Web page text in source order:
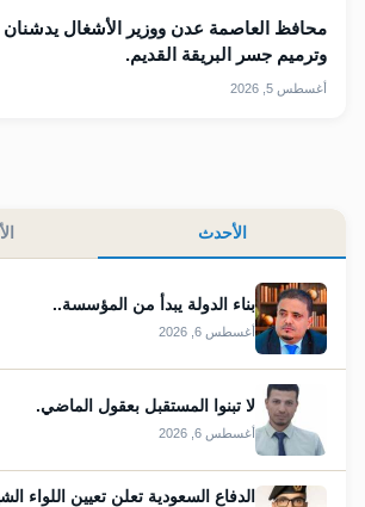
محافظ العاصمة عدن ووزير الأشغال
وترميم جسر البريقة القديم.
أغسطس 5, 2026
الأحدث
بناء الدولة يبدأ من المؤسسة..
أغسطس 6, 2026
لا تبنوا المستقبل بعقول الماضي.
أغسطس 6, 2026
الدفاع السعودية تعلن تعيين اللواء